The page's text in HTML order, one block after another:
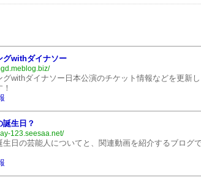
グwithダイナソー
グwithダイナソー日本公演のチケット情報などを更新し
誕生日？
123.seesaa.net/
生日の芸能人についてと、関連動画を紹介するブログ